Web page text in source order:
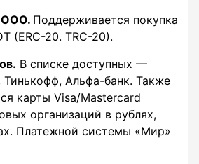
ООО. Поддерживается покупка
(ERC-20. TRC-20).
В списке доступных —
Тинькофф, Альфа-банк. Также
карты Visa/Mastercard
организаций в рублях,
Платежной системы «Мир»